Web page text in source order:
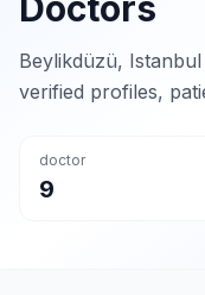
Beylikdüzü,
verified profiles,
doctor
9